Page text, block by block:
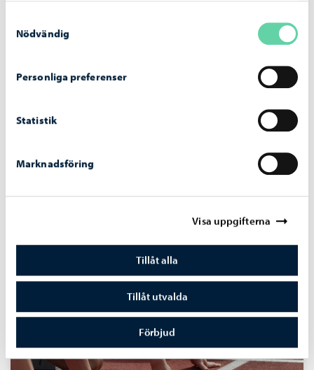
Nödvändig
Personliga preferenser
Statistik
Marknadsföring
Visa uppgifterna
Tillåt alla
Tillåt utvalda
Förbjud
Information om tjänster för ungdomar som ordnas av